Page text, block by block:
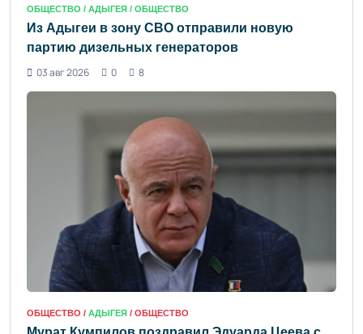
ОБЩЕСТВО / АДЫГЕЯ / ОБЩЕСТВО
Из Адыгеи в зону СВО отправили новую
партию дизельных генераторов
03 авг 2026
0 8
ОБЩЕСТВО / АДЫГЕЯ / ОБЩЕСТВО